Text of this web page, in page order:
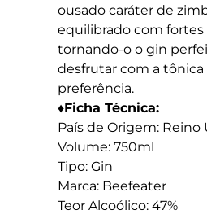
ousado caráter de
equilibrado com fortes
tornando-o o gin
desfrutar com a tônica
preferência.
♦Ficha Técnica:
País de Origem: Reino
Volume: 750ml
Tipo: Gin
Marca: Beefeater
Teor Alcoólico: 47%